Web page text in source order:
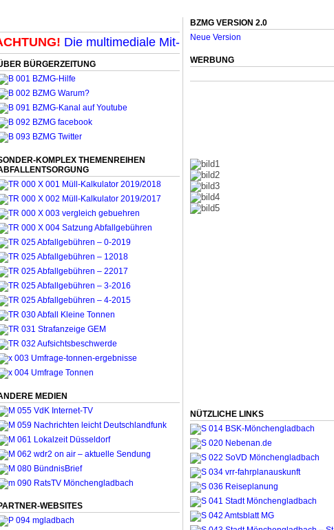
Die multimediale Mit-Mach-Zeitung für
BÜRGERZEITUNG
KOMPLEX THEMENREIHEN
MEDIEN
WEBSITES
BZMG VERSION 2.0
Neue Version
WERBUNG
NÜTZLICHE LINKS